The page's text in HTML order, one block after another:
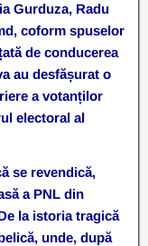
Gurduza, Radu
coform spuselor
de conducerea
au desfășurat o
a votanților
electoral al
se revendică,
a PNL din
la istoria tragică
unde, după